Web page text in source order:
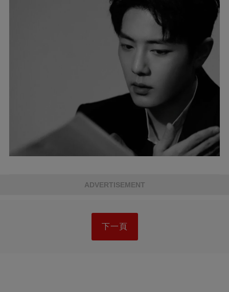
ADVERTISEMENT
下一頁